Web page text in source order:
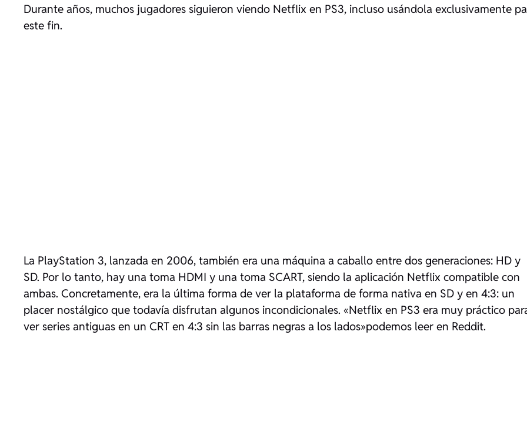
Durante años, muchos jugadores siguieron viendo Netflix en PS3, incluso usándola exclusivamente
este fin.
La PlayStation 3, lanzada en 2006, también era una máquina a caballo entre dos generaciones: HD y
SD. Por lo tanto, hay una toma HDMI y una toma SCART, siendo la aplicación Netflix compatible con
ambas. Concretamente, era la última forma de ver la plataforma de forma nativa en SD y en 4:3: un
placer nostálgico que todavía disfrutan algunos incondicionales. «Netflix en PS3 era muy práctico
ver series antiguas en un CRT en 4:3 sin las barras negras a los lados»podemos leer en Reddit.